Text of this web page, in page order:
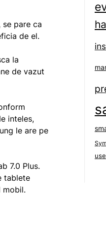
pare ca
de el.
la
de vazut
inteles,
le are pe
7.0 Plus.
tablete
mobil.